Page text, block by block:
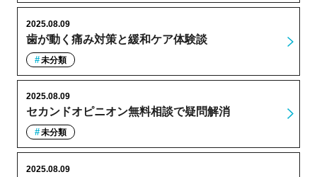
歯が動く痛み対策と緩和ケア体験談
2025.08.09
未分類
セカンドオピニオン無料相談で疑問解消
2025.08.09
未分類
2025.08.09